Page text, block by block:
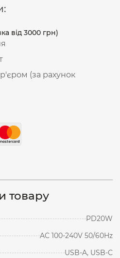
від 3000 грн)
(за рахунок
товару
PD20W
AC 100-240V 50/60Hz
USB-A, USB-C